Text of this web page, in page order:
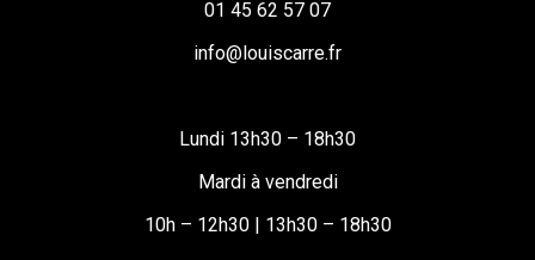
01 45 62 57 07
info@louiscarre.fr
Lundi 13h30 – 18h30
Mardi à vendredi
10h – 12h30 | 13h30 – 18h30